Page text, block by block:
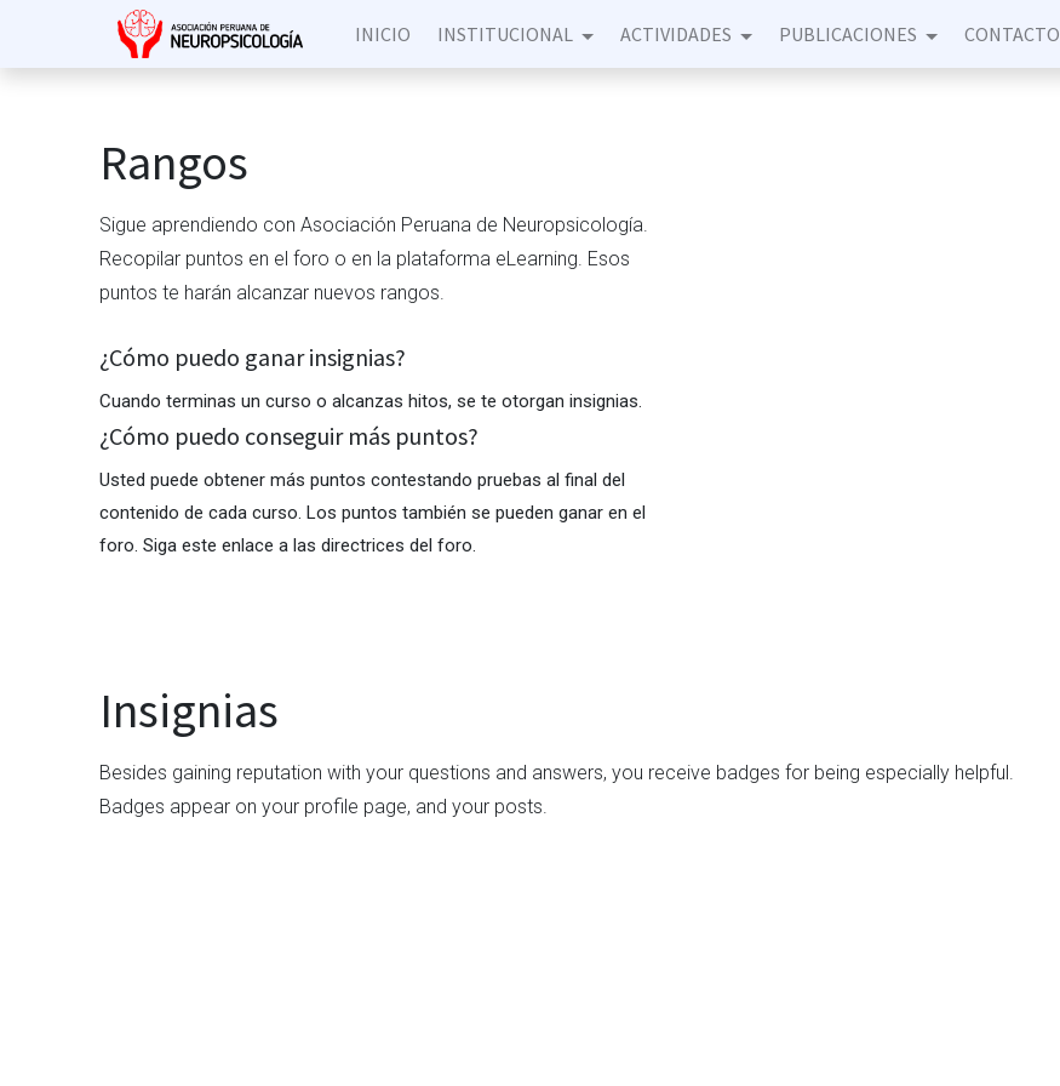
INICIO INSTITUCIONAL ACTIVIDADES PUBLICACIONES CONTACTO
Rangos
Sigue aprendiendo con Asociación Peruana de Neuropsicología.
Recopilar puntos en el foro o en la plataforma eLearning. Esos
puntos te harán alcanzar nuevos rangos.
¿Cómo puedo ganar insignias?
Cuando terminas un curso o alcanzas hitos, se te otorgan insignias.
¿Cómo puedo conseguir más puntos?
Usted puede obtener más puntos contestando pruebas al final del
contenido de cada curso. Los puntos también se pueden ganar en el
foro. Siga este enlace a las directrices del foro.
Insignias
Besides gaining reputation with your questions and answers, you receive badges for being especially helpful.
Badges appear on your profile page, and your posts.